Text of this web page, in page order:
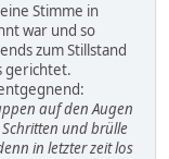
Stimme in
war und so
zum Stillstand
gerichtet.
auf den Augen
und brülle
in letzter zeit los